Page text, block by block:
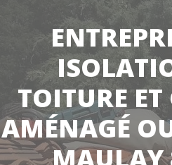
TOITURE
AMÉNAGÉ